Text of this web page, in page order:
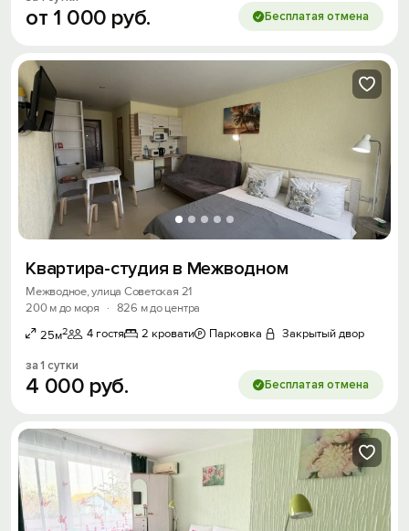
от 1 000 руб. Бесплатая отмена
Квартира-студия в Межводном
Межводное, улица Советская 21
200 м до моря
· 826 м до центра
25м2 4 гостя 2 кровати Парковка Закрытый двор
за 1 сутки
4 000 руб. Бесплатая отмена